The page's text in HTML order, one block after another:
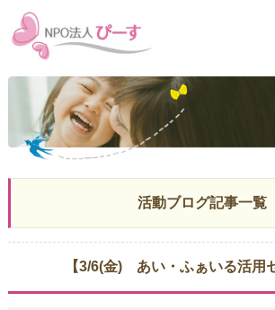
活動ブログ記事一覧
【3/6(金) あい・ふぁいる活用